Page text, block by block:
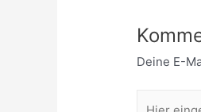
Deine E-